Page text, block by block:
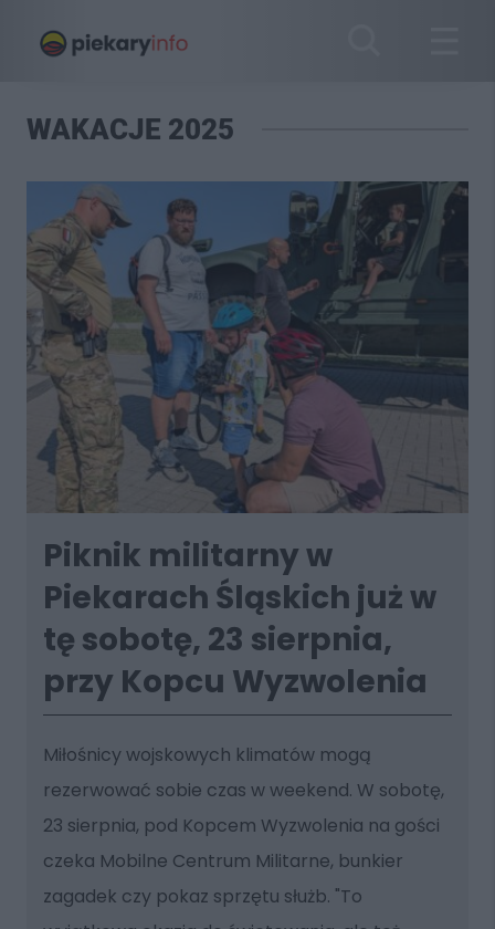
WAKACJE 2025
Piknik militarny w
Piekarach Śląskich już w
tę sobotę, 23 sierpnia,
przy Kopcu Wyzwolenia
Miłośnicy wojskowych klimatów mogą
rezerwować sobie czas w weekend. W sobotę,
23 sierpnia, pod Kopcem Wyzwolenia na gości
czeka Mobilne Centrum Militarne, bunkier
zagadek czy pokaz sprzętu służb. "To